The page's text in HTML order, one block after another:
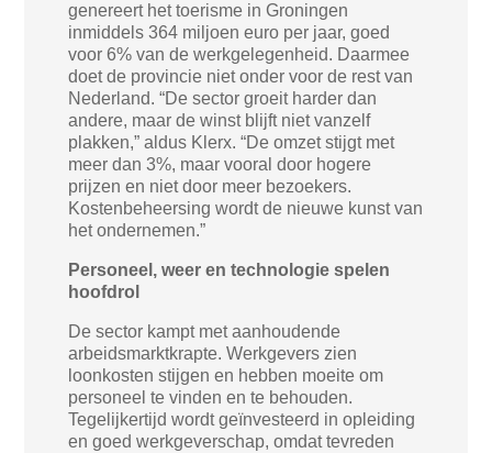
genereert het toerisme in Groningen
inmiddels 364 miljoen euro per jaar, goed
voor 6% van de werkgelegenheid. Daarmee
doet de provincie niet onder voor de rest van
Nederland. “De sector groeit harder dan
andere, maar de winst blijft niet vanzelf
plakken,” aldus Klerx. “De omzet stijgt met
meer dan 3%, maar vooral door hogere
prijzen en niet door meer bezoekers.
Kostenbeheersing wordt de nieuwe kunst van
het ondernemen.”
Personeel, weer en technologie spelen
hoofdrol
De sector kampt met aanhoudende
arbeidsmarktkrapte. Werkgevers zien
loonkosten stijgen en hebben moeite om
personeel te vinden en te behouden.
Tegelijkertijd wordt geïnvesteerd in opleiding
en goed werkgeverschap, omdat tevreden